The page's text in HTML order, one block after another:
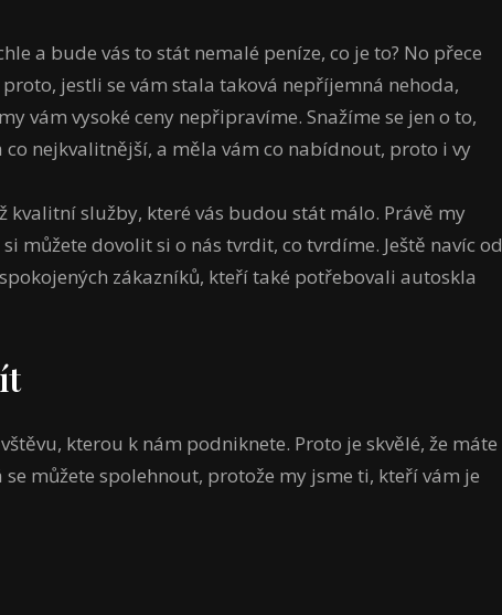
a bude vás to stát nemalé peníze, co je to? No přece
jestli se vám stala taková nepříjemná nehoda,
vám vysoké ceny nepřipravíme. Snažíme se jen o to,
nejkvalitnější, a měla vám co nabídnout, proto i vy
kvalitní služby, které vás budou stát málo. Právě my
můžete dovolit si o nás tvrdit, co tvrdíme. Ještě navíc od
zákazníků, kteří také potřebovali autoskla
kterou k nám podniknete. Proto je skvělé, že máte
můžete spolehnout, protože my jsme ti, kteří vám je